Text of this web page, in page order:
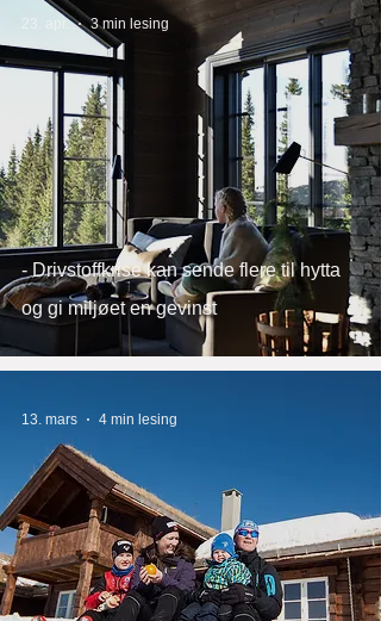
- Drivstoffkrise kan sende flere til hytta
og gi miljøet en gevinst
23. apr. 3 min lesing
13. mars 4 min lesing